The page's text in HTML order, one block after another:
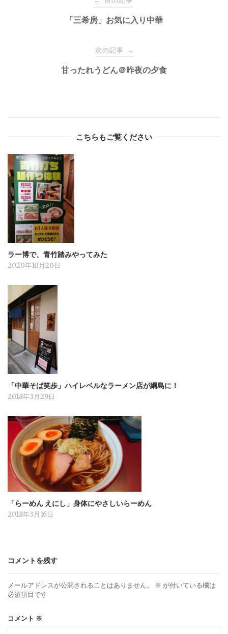
navigation「三希房」お気に入り中華
次の記事 →
甘ったれうどん＠昨夜の夕食
こちらもご覧ください
ラー博で、青竹踏みやってみた
2020年10月20日
「中華そば笑歩」ハイレベルなラーメン店が綱島に！
2018年3月29日
「らーめん えにし」身体にやさしいらーめん
2018年3月16日
コメントを残す
メールアドレスが公開されることはありません。 ※ が付いている欄は
必須項目です
コメント ※